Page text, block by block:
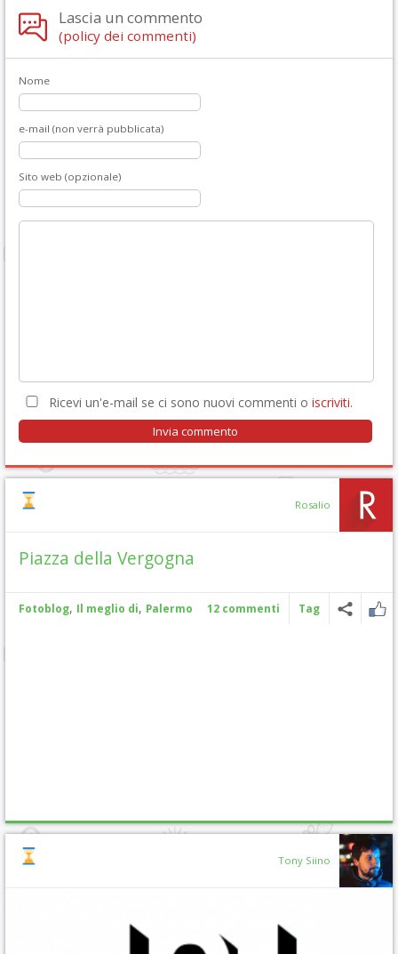
Lascia un commento
(policy dei commenti)
Nome
e-mail (non verrà pubblicata)
Sito web (opzionale)
Ricevi un'e-mail se ci sono nuovi commenti o iscriviti.
Rosalio
Piazza della Vergogna
Fotoblog, Il meglio di, Palermo 12 commenti Tag
Tony Siino